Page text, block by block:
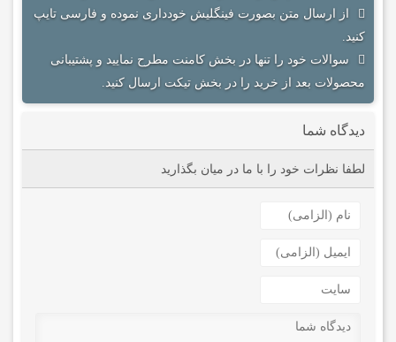
از ارسال متن بصورت فینگلیش خودداری نموده و فارسی تایپ
کنید.
سوالات خود را تنها در بخش کامنت مطرح نمایید و پشتیبانی
محصولات بعد از خرید را در بخش تیکت ارسال کنید.
دیدگاه شما
لطفا نظرات خود را با ما در میان بگذارید